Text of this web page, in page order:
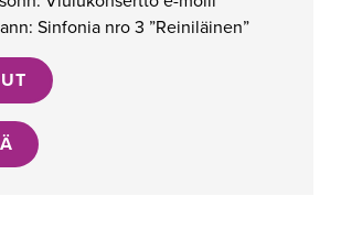
Sinfonia nro 3 ”Reiniläinen”